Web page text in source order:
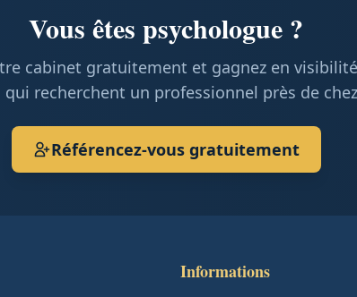
Vous êtes psychologue ?
cabinet gratuitement et gagnez en
recherchent un professionnel près de
Référencez-vous gratuitement
Informations